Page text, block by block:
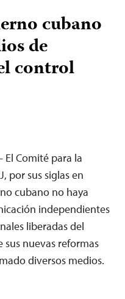
cubano
de
control
Comité para la
por sus siglas en
cubano no haya
independientes
liberadas del
nuevas reformas
diversos medios.